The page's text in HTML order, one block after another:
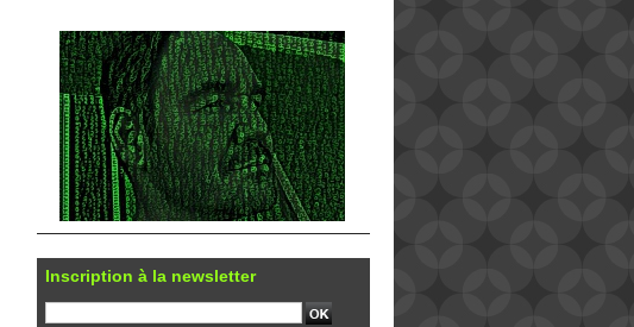
Inscription à la newsletter